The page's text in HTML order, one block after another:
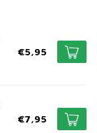
€5,95
€7,95